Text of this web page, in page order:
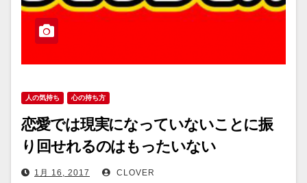
人の気持ち 心の持ち方
恋愛では現実になっていないことに振
り回せれるのはもったいない
1月 16, 2017 CLOVER